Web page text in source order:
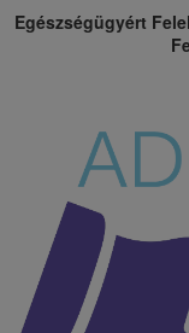
Egészségügyért